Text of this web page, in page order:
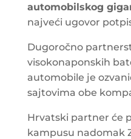
automobilskog
najveći ugovor
Dugoročno
visokonaponskih
automobile je
sajtovima obe
Hrvatski partner će
kampusu nadomak